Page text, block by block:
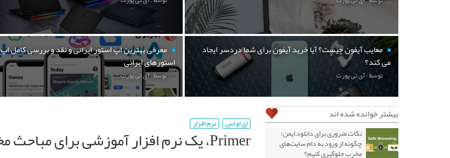
معایب آیفون چیست؟ آیا خرید آیفون برای شما دردسر ایجاد
می کند؟
توسط : آی تی پورت
معرفی بهترین اپ استور ایرانی و نقد و بررسی کامل اپ
استورهای ایرانی
توسط : آی تی پورت
ای او اس نرم افزار
Primer، یک نرم افزار آموزشی برای مباحث مختلف
بیشتر خوانده شده اند
نکات ضروری برای دانلود ایمن؛
چگونه از ورود به دام سایت‌های
مخرب جلوگیری کنیم؟